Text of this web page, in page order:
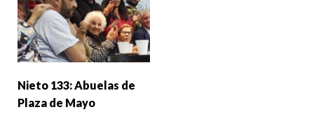
Nieto 133: Abuelas de
Plaza de Mayo